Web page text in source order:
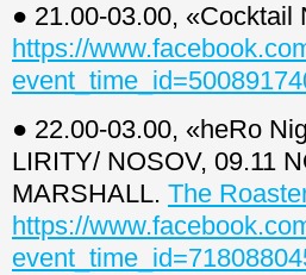
● 21.00-03.00, «Cocktail
https://
● 22.00-03.00, «heRo
LIRITY/ NOSOV, 09.11
MARSHALL. The
https://